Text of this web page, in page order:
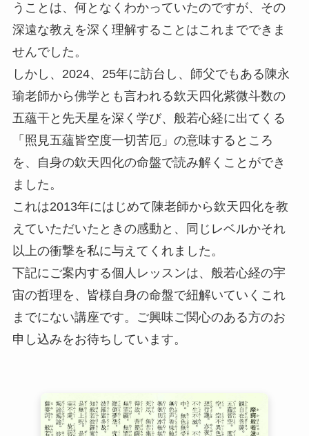
うことは、何となくわかっていたのですが、その
深遠な教えを深く理解することはこれまでできま
せんでした。
しかし、2024、25年に訪台し、師父でもある陳永
瑜老師から佛学とも言われる欽天四化紫微斗数の
五蘊干と先天星を深く学び、般若心経に出てくる
「照見五蘊皆空度一切苦厄」の意味するところ
を、自身の欽天四化の命盤で読み解くことができ
ました。
これは2013年にはじめて陳老師から欽天四化を教
えていただいたときの感動と、同じレベルかそれ
以上の衝撃を私に与えてくれました。
下記にご案内する個人レッスンは、般若心経の宇
宙の哲理を、皆様自身の命盤で紐解いていくこれ
までにない講座です。ご興味ご関心のある方のお
申し込みをお待ちしています。